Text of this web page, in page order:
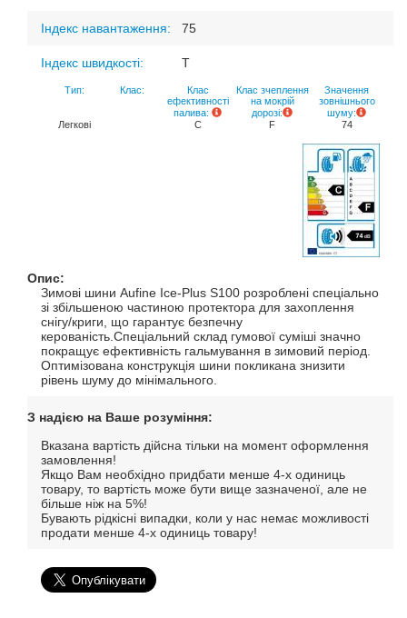
Індекс навантаження: 75
Індекс швидкості: T
Тип:
Легкові
Клас:
Клас
ефективності
палива:
C
Клас зчеплення
на мокрій
дорозі:
F
Значення
зовнішнього
шуму:
74
Опис:
Зимові шини Aufine Ice-Plus S100 розроблені спеціально
зі збільшеною частиною протектора для захоплення
снігу/криги, що гарантує безпечну
керованість.Спеціальний склад гумової суміші значно
покращує ефективність гальмування в зимовий період.
Оптимізована конструкція шини покликана знизити
рівень шуму до мінімального.
З надією на Ваше розуміння:
Вказана вартість дійсна тільки на момент оформлення
замовлення!
Якщо Вам необхідно придбати менше 4-х одиниць
товару, то вартість може бути вище зазначеної, але не
більше ніж на 5%!
Бувають рідкісні випадки, коли у нас немає можливості
продати менше 4-х одиниць товару!